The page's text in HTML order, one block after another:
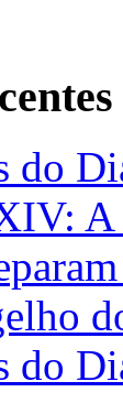
do
A
do